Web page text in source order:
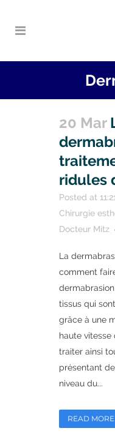
20 Mar
ridules
Posted at
Chirurgie
Docteur Mitz
La
comment
tissus qui
grâce à une
haute vitesse
traiter ainsi
présentant
niveau du...
READ MORE